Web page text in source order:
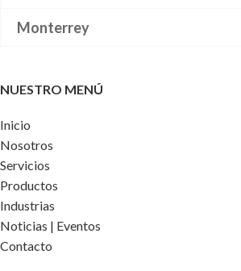
Monterrey
NUESTRO MENÚ
Inicio
Nosotros
Servicios
Productos
Industrias
Noticias | Eventos
Contacto